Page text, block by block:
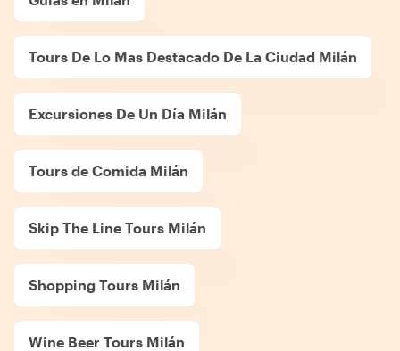
Tours De Lo Mas Destacado De La Ciudad Milán
Excursiones De Un Día Milán
Tours de Comida Milán
Skip The Line Tours Milán
Shopping Tours Milán
Wine Beer Tours Milán